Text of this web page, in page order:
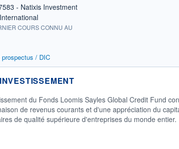
- Natixis Investment
COURS CONNU AU
/ DIC
du Fonds Loomis Sayles Global Credit Fund
de revenus courants et d'une appréciation du
de qualité supérieure d'entreprises du monde entier.